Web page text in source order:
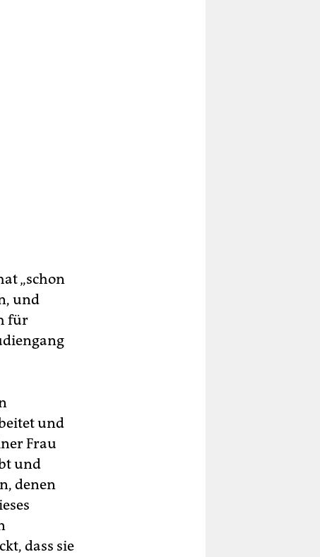
„schon
und
für
und
Frau
und
denen
dass sie